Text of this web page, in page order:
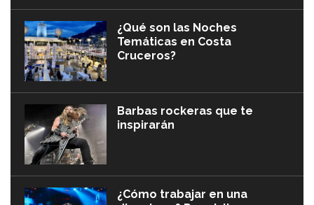
¿Qué son las Noches
Temáticas en Costa
Cruceros?
Barbas rockeras que te
inspirarán
¿Cómo trabajar en una